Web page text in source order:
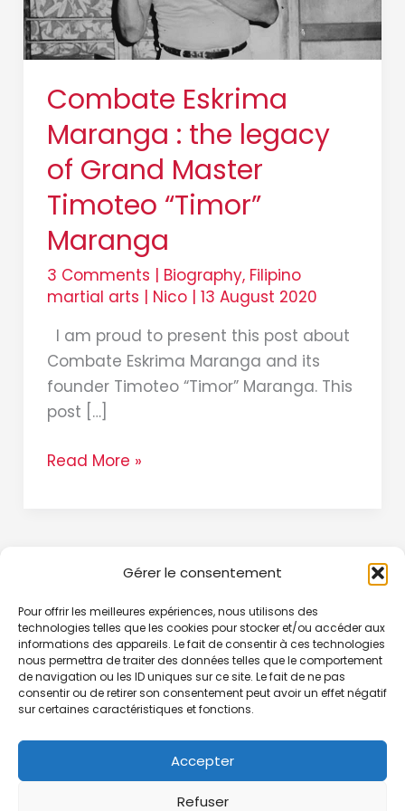
Gérer le consentement
Pour offrir les meilleures expériences, nous utilisons des
technologies telles que les cookies pour stocker et/ou accéder aux
informations des appareils. Le fait de consentir à ces technologies
nous permettra de traiter des données telles que le comportement
de navigation ou les ID uniques sur ce site. Le fait de ne pas
consentir ou de retirer son consentement peut avoir un effet négatif
sur certaines caractéristiques et fonctions.
Accepter
Refuser
Combate Eskrima
Maranga : the legacy
of Grand Master
Timoteo “Timor”
Maranga
3 Comments | Biography, Filipino
martial arts | Nico | 13 August 2020
I am proud to present this post about
Combate Eskrima Maranga and its
founder Timoteo “Timor” Maranga. This
post […]
Grand
Master
“Timor”
Maranga
Read More »
Accueil
Home